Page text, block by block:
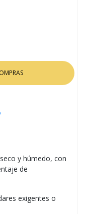
y húmedo, con
de
exigentes o